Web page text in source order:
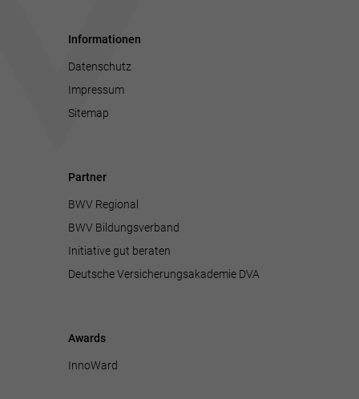
Informationen
Datenschutz
Impressum
Sitemap
Partner
BWV Regional
BWV Bildungsverband
Initiative gut beraten
Deutsche Versicherungsakademie DVA
Awards
InnoWard